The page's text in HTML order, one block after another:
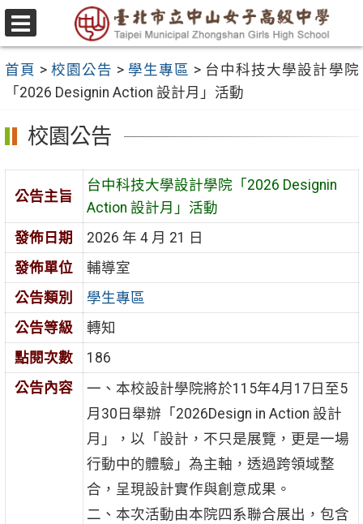
跳
至
要
容
區
選
單
首頁 > 校園公告 > 學生專區 > 台中科技大學設計學院
「2026 Designin Action 設計月」活動
校園公告
公告主旨
台中科技大學設計學院「2026 Designin
Action 設計月」活動
發佈日期
2026 年 4 月 21 日
發佈單位
輔導室
公告類別
學生專區
公告等級
轉知
點閱次數
186
公告內容
一、本校設計學院將於115年4月17日至5
月30日舉辦「2026Design in Action 設計
月」，以「設計，不只是展覽，更是一場
行動中的體驗」為主軸，透過跨領域整
合，呈現設計實作與創意成果。
二、本次活動由本院四系聯合展出，包含